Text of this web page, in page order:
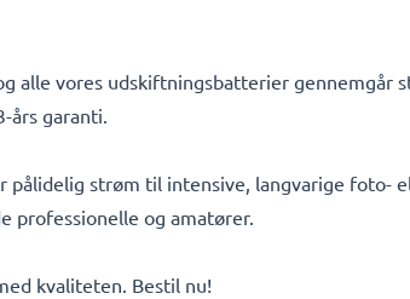
alle vores udskiftningsbatterier gennemgår
års garanti.
pålidelig strøm til intensive, langvarige
professionelle og amatører.
kvaliteten. Bestil nu!